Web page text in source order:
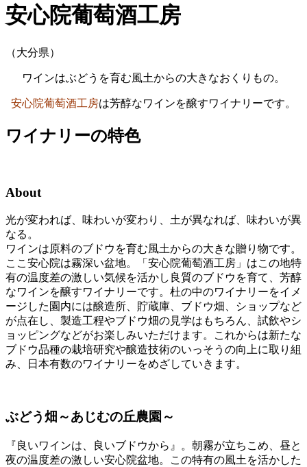
安心院葡萄酒工房
（大分県）
ワインはぶどうを育む風土からの大きなおくりもの。
安心院葡萄酒工房は芳醇なワインを醸すワイナリーです。
ワイナリーの特色
About
光が変われば、味わいが変わり、土が異なれば、味わいが異
なる。
ワインは原料のブドウを育む風土からの大きな贈り物です。
ここ安心院は霧深い盆地。「安心院葡萄酒工房」はこの地特
有の温度差の激しい気候を活かし良質のブドウを育て、芳醇
なワインを醸すワイナリーです。杜の中のワイナリーをイメ
ージした園内には醸造所、貯蔵庫、ブドウ畑、ショップなど
が点在し、製造工程やブドウ畑の見学はもちろん、試飲やシ
ョッピングなどがお楽しみいただけます。これからは新たな
ブドウ品種の栽培研究や醸造技術のいっそうの向上に取り組
み、日本有数のワイナリーをめざしていきます。
ぶどう畑～あじむの丘農園～
『良いワインは、良いブドウから』。朝霧が立ちこめ、昼と
夜の温度差の激しい安心院盆地。この特有の風土を活かした